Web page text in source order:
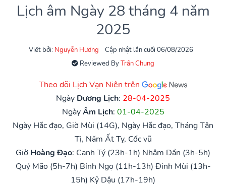
Lịch âm Ngày 28 tháng 4 năm
2025
Viết bởi: Nguyễn Hương
Cập nhật lần cuối 06/08/2026
Reviewed ByTrần Chung
Theo dõi Lịch Vạn Niên trên
Ngày Dương Lịch: 28-04-2025
NgàyÂm Lịch: 01-04-2025
Ngày Hắc đạo, Giờ Mùi (14G), Ngày Hắc đạo, Tháng Tân
Tị, Năm Ất Tỵ, Cốc vũ
Giờ Hoàng Đạo: Canh Tý (23h-1h) Nhâm Dần (3h-5h)
Quý Mão (5h-7h) Bính Ngọ (11h-13h) Đinh Mùi (13h-
15h) Kỷ Dậu (17h-19h)